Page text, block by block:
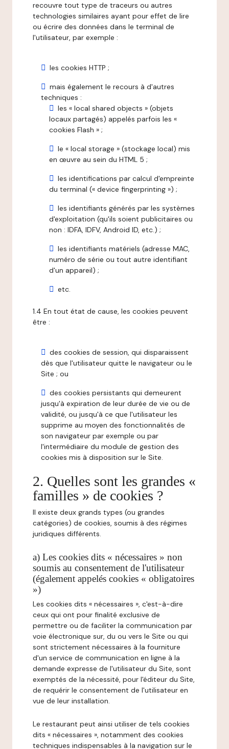
recouvre tout type de traceurs ou autres
technologies similaires ayant pour effet de lire
ou écrire des données dans le terminal de
l'utilisateur, par exemple :
les cookies HTTP ;
mais également le recours à d'autres
techniques :
les « local shared objects » (objets
locaux partagés) appelés parfois les «
cookies Flash » ;
le « local storage » (stockage local) mis
en œuvre au sein du HTML 5 ;
les identifications par calcul d'empreinte
du terminal (« device fingerprinting ») ;
les identifiants générés par les systèmes
d'exploitation (qu'ils soient publicitaires ou
non : IDFA, IDFV, Android ID, etc.) ;
les identifiants matériels (adresse MAC,
numéro de série ou tout autre identifiant
d'un appareil) ;
etc.
1.4 En tout état de cause, les cookies peuvent
être :
des cookies de session, qui disparaissent
dès que l'utilisateur quitte le navigateur ou le
Site ; ou
des cookies persistants qui demeurent
jusqu'à expiration de leur durée de vie ou de
validité, ou jusqu'à ce que l'utilisateur les
supprime au moyen des fonctionnalités de
son navigateur par exemple ou par
l'intermédiaire du module de gestion des
cookies mis à disposition sur le Site.
2. Quelles sont les grandes «
familles » de cookies ?
Il existe deux grands types (ou grandes
catégories) de cookies, soumis à des régimes
juridiques différents.
a) Les cookies dits « nécessaires » non
soumis au consentement de l'utilisateur
(également appelés cookies « obligatoires
»)
Les cookies dits « nécessaires », c'est-à-dire
ceux qui ont pour finalité exclusive de
permettre ou de faciliter la communication par
voie électronique sur, du ou vers le Site ou qui
sont strictement nécessaires à la fourniture
d'un service de communication en ligne à la
demande expresse de l'utilisateur du Site, sont
exemptés de la nécessité, pour l'éditeur du Site,
de requérir le consentement de l'utilisateur en
vue de leur installation.
Le restaurant peut ainsi utiliser de tels cookies
dits « nécessaires », notamment des cookies
techniques indispensables à la navigation sur le